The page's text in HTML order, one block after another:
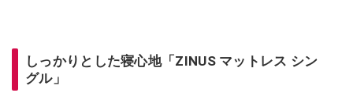
しっかりとした寝心地「ZINUS マットレス シン
グル」